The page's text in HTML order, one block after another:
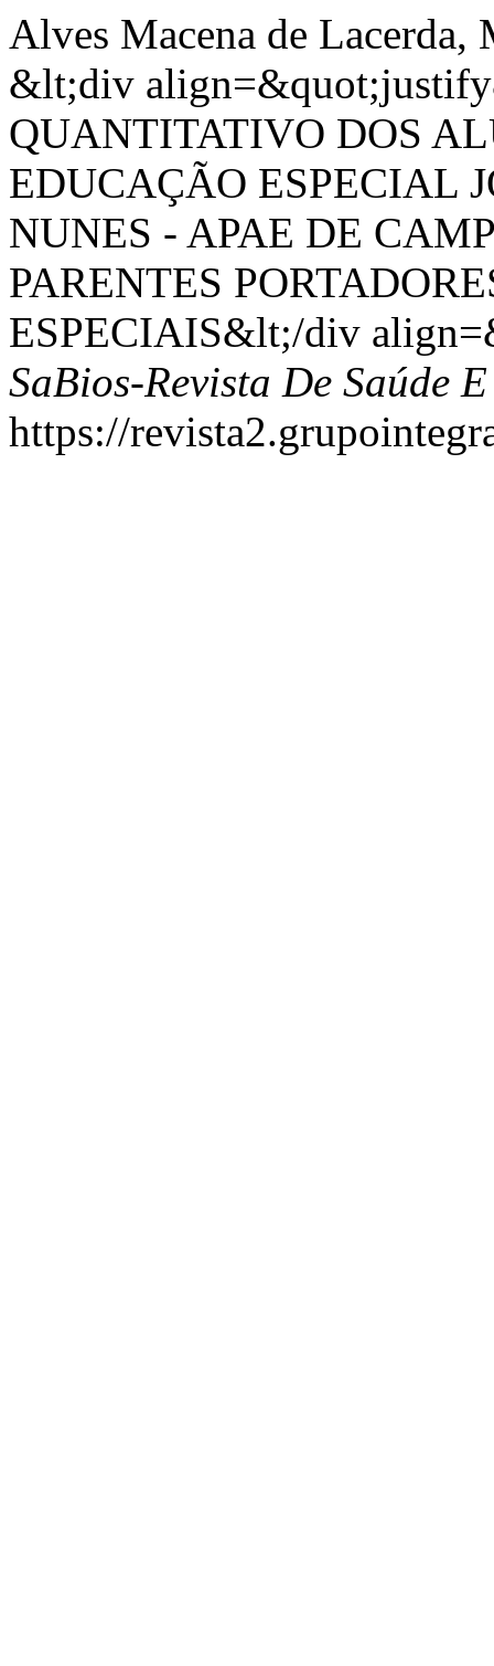
Alves Macena de
&lt;div
QUANTITATIVO DOS
EDUCAÇÃO ESPECIAL
NUNES - APAE DE
PARENTES
ESPECIAIS&lt;/div
SaBios-Revista De Saúde
https://